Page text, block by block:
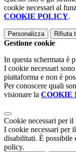
cookie necessari al
COOKIE POLICY.
Personalizza Rifiuta
Gestione cookie
In questa schermata è
I cookie necessari
piattaforma e non è
Per conoscere quali
visionare la COOKIE
Cookie necessari per
I cookie necessari per
disabilitati. È possibile
policy.